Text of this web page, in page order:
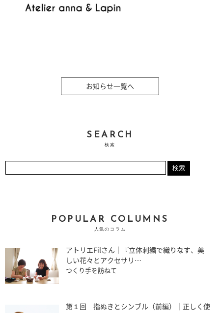
お知らせ一覧へ
SEARCH
検索
POPULAR COLUMNS
人気のコラム
アトリエFilさん｜『立体刺繍で織りなす、美
しい花々とアクセサリ…
つくり手を訪ねて
第１回 指ぬきとシンブル（前編）｜正しく使